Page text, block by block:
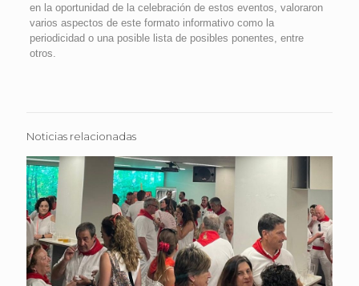
en la oportunidad de la celebración de estos eventos, valoraron
varios aspectos de este formato informativo como la
periodicidad o una posible lista de posibles ponentes, entre
otros.
Noticias relacionadas